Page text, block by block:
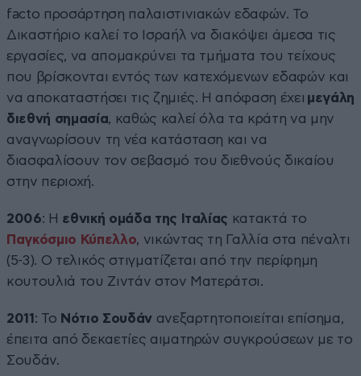
facto προσάρτηση παλαιστινιακών εδαφών. Το
Δικαστήριο καλεί το Ισραήλ να διακόψει άμεσα τις
εργασίες, να απομακρύνει τα τμήματα του τείχους
που βρίσκονται εντός των κατεχόμενων εδαφών και
να αποκαταστήσει τις ζημιές. Η απόφαση έχει μεγάλη
διεθνή σημασία, καθώς καλεί όλα τα κράτη να μην
αναγνωρίσουν τη νέα κατάσταση και να
διασφαλίσουν τον σεβασμό του διεθνούς δικαίου
στην περιοχή.
2006: Η εθνική ομάδα της Ιταλίας κατακτά το
Παγκόσμιο Κύπελλο, νικώντας τη Γαλλία στα πέναλτι
(5-3). Ο τελικός στιγματίζεται από την περίφημη
κουτουλιά του Ζιντάν στον Ματεράτσι.
2011 : Το Νότιο Σουδάνανεξαρτητοποιείται επίσημα,
έπειτα από δεκαετίες αιματηρών συγκρούσεων με το
Σουδάν.